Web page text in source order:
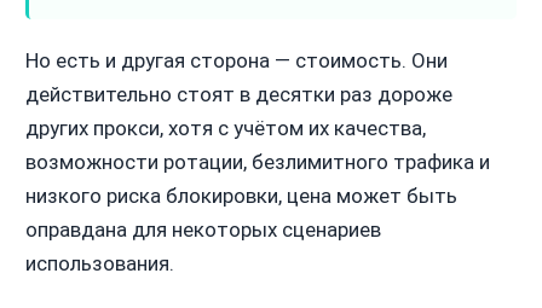
Но есть и другая сторона — стоимость. Они
действительно стоят в десятки раз дороже
других прокси, хотя с учётом их качества,
возможности ротации, безлимитного трафика и
низкого риска блокировки, цена может быть
оправдана для некоторых сценариев
использования.